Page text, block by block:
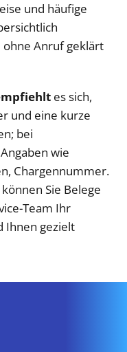
und häufige
ohne Anruf geklärt
es sich,
und eine kurze
bei
wie
Chargennummer.
Sie Belege
Team Ihr
Ihnen gezielt